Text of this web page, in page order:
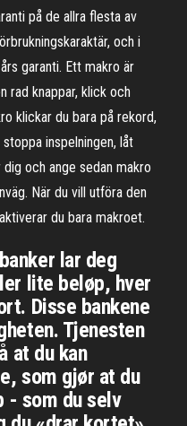
på de allra flesta av
och i
garanti. Ett makro är
rad knappar, klick och
klickar du bara på rekord,
inspelningen, låt
och ange sedan makro
När du vill utföra den
du bara makroet.
lar deg
lite beløp, hver
Disse bankene
Tjenesten
at du kan
som gjør at du
- som du selv